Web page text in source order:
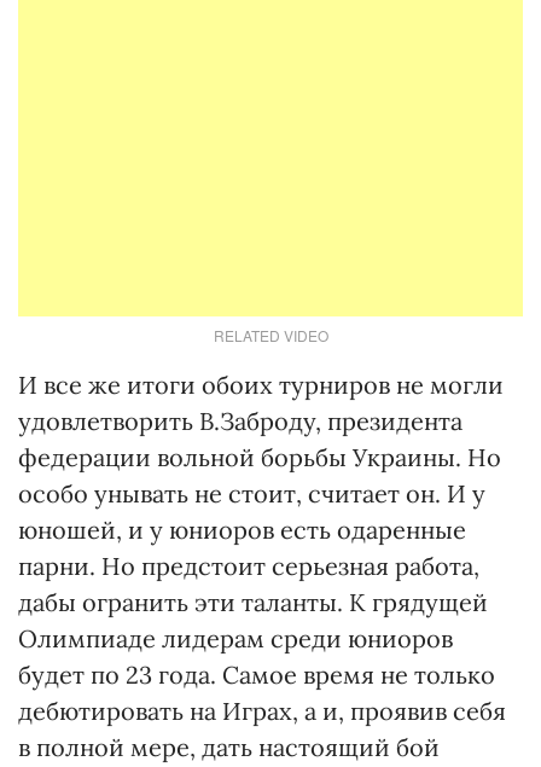
RELATED VIDEO
И все же итоги обоих турниров не могли
удовлетворить В.Заброду, президента
федерации вольной борьбы Украины. Но
особо унывать не стоит, считает он. И у
юношей, и у юниоров есть одаренные
парни. Но предстоит серьезная работа,
дабы огранить эти таланты. К грядущей
Олимпиаде лидерам среди юниоров
будет по 23 года. Самое время не только
дебютировать на Играх, а и, проявив себя
в полной мере, дать настоящий бой